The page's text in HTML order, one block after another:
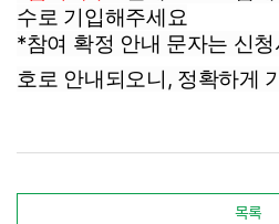
수로 기입해주세요
*참여 확정 안내 문자는 신
호로 안내되오니, 정확하게
목록